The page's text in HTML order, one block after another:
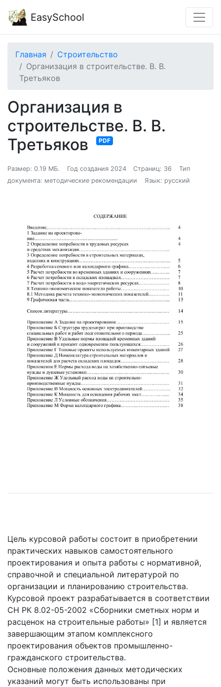
EasySchool
Главная
Строительство
Организация в строительстве. В. В.
Третьяков
Организация в
строительстве. В. В.
Третьяков
PDF
Размер: 0.19 МБ. Год создания 2024 Страниц: 36
Тип
документа: методические рекомендации
Язык: русский
Цель курсовой работы состоит в приобретении
практических навыков самостоятельного
проектирования и опыта работы с нормативной,
справочной и специальной литературой по
организации и планированию строительства.
Курсовой проект разрабатывается в соответствии
СН РК 8.02-05-2002 «Сборники сметных норм и
расценок на строительные работы» [1] и является
завершающим этапом комплексного
проектирования объектов промышленно-
гражданского строительства.
Основные положения данных методических
указаний могут быть использованы при